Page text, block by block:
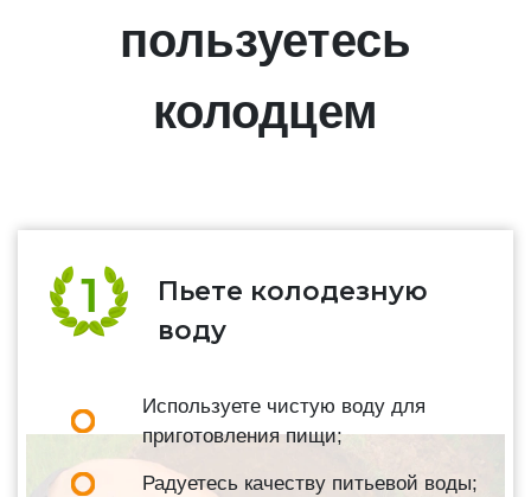
пользуетесь
колодцем
Пьете колодезную
воду
Используете чистую воду для
приготовления пищи;
Радуетесь качеству питьевой воды;